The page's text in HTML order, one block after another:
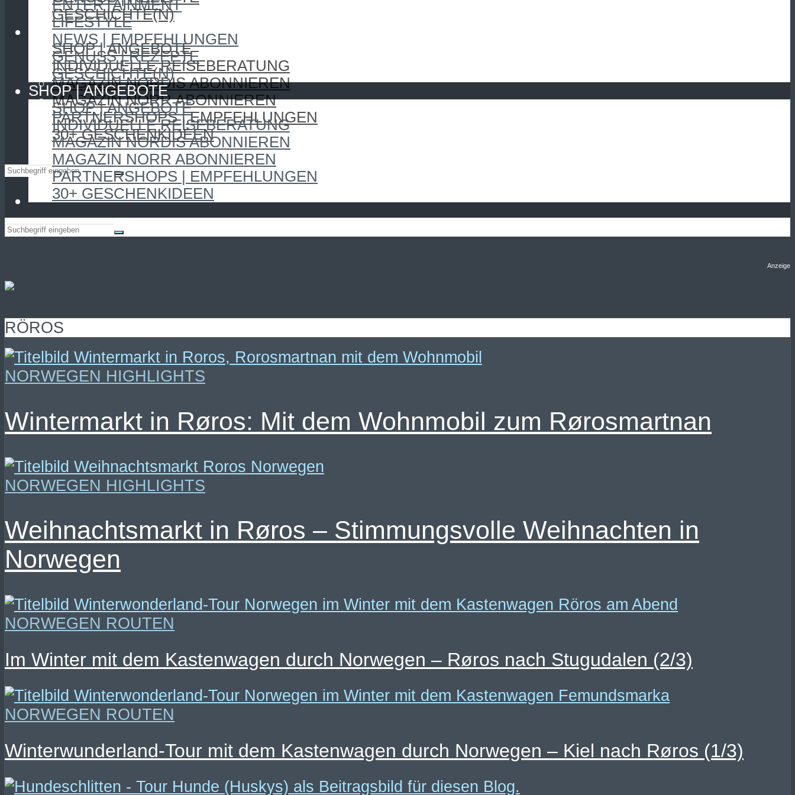
GESCHICHTE(N)
SHOP | ANGEBOTE
SHOP | ANGEBOTE
INDIVIDUELLE REISEBERATUNG
MAGAZIN NORDIS ABONNIEREN
MAGAZIN NORR ABONNIEREN
PARTNERSHOPS | EMPFEHLUNGEN
30+ GESCHENKIDEEN
ENTERTAINMENT
LIFESTYLE
NEWS | EMPFEHLUNGEN
GENUSS | REZEPTE
GESCHICHTE(N)
SHOP | ANGEBOTE
SHOP | ANGEBOTE
INDIVIDUELLE REISEBERATUNG
MAGAZIN NORDIS ABONNIEREN
MAGAZIN NORR ABONNIEREN
PARTNERSHOPS | EMPFEHLUNGEN
30+ GESCHENKIDEEN
Anzeige
RÖROS
NORWEGEN HIGHLIGHTS
Wintermarkt in Røros: Mit dem Wohnmobil zum Rørosmartnan
NORWEGEN HIGHLIGHTS
Weihnachtsmarkt in Røros – Stimmungsvolle Weihnachten in
Norwegen
NORWEGEN ROUTEN
Im Winter mit dem Kastenwagen durch Norwegen – Røros nach Stugudalen (2/3)
NORWEGEN ROUTEN
Winterwunderland-Tour mit dem Kastenwagen durch Norwegen – Kiel nach Røros (1/3)